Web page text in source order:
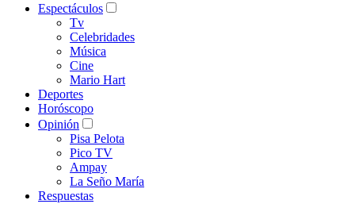
Espectáculos
Tv
Celebridades
Música
Cine
Mario Hart
Deportes
Horóscopo
Opinión
Pisa Pelota
Pico TV
Ampay
La Seño María
Respuestas